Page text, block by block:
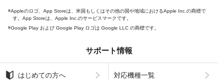
Appleのロゴ、App Storeは、米国もしくはその他の国や地域におけるApple Inc.の商標で
す。App Storeは、Apple Inc.のサービスマークです。
Google Play および Google Play ロゴは Google LLC の商標です。
サポート情報
はじめての方へ 対応機種一覧